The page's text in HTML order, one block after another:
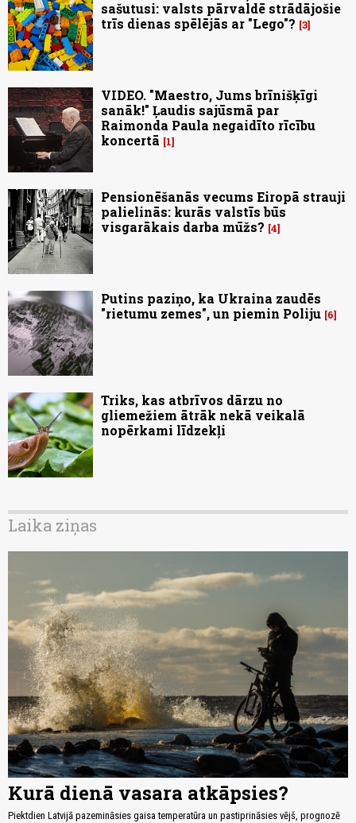
sašutusi: valsts pārvaldē strādājošie
trīs dienas spēlējās ar "Lego"? 3
VIDEO. "Maestro, Jums brīnišķīgi
sanāk!" Ļaudis sajūsmā par
Raimonda Paula negaidīto rīcību
koncertā
1
Pensionēšanās vecums Eiropā strauji
palielinās: kurās valstīs būs
visgarākais darba mūžs? 4
Putins paziņo, ka Ukraina zaudēs
"rietumu zemes", un piemin Poliju 6
Triks, kas atbrīvos dārzu no
gliemežiem ātrāk nekā veikalā
nopērkami līdzekļi
Laika ziņas
Kurā dienā vasara atkāpsies?
Piektdien Latvijā pazemināsies gaisa temperatūra un pastiprināsies vējš, prognozē